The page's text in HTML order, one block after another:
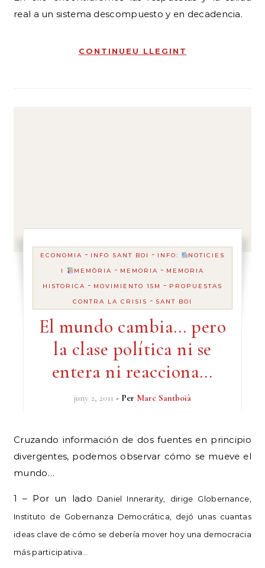
real a un sistema descompuesto y en decadencia.
CONTINUEU LLEGINT
ECONOMIA - INFO SANT BOI - INFO:
NOTICIES
I
MEMÒRIA - MEMORIA - MEMORIA
HISTORICA - MOVIMIENTO 15M - PROPUESTAS
CONTRA LA CRISIS - SANT BOI
El mundo cambia… pero
la clase política ni se
entera ni reacciona…
juny 2, 2011 - Per Marc Santboià
Cruzando información de dos fuentes en principio
divergentes, podemos observar cómo se mueve el
mundo…
1 – Por un lado
Daniel Innerarity, dirige Globernance,
Instituto de Gobernanza Democrática, dejó unas cuantas
ideas clave de cómo se debería mover hoy una democracia
más participativa…